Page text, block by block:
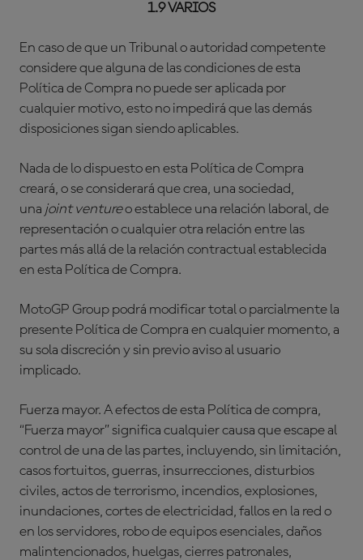
1.9 VARIOS
En caso de que un Tribunal o autoridad competente
considere que alguna de las condiciones de esta
Política de Compra no puede ser aplicada por
cualquier motivo, esto no impedirá que las demás
disposiciones sigan siendo aplicables.
Nada de lo dispuesto en esta Política de Compra
creará, o se considerará que crea, una sociedad,
una joint ventureo establece una relación laboral, de
representación o cualquier otra relación entre las
partes más allá de la relación contractual establecida
en esta Política de Compra.
MotoGP Group podrá modificar total o parcialmente la
presente Política de Compra en cualquier momento, a
su sola discreción y sin previo aviso al usuario
implicado.
Fuerza mayor. A efectos de esta Política de compra,
“Fuerza mayor” significa cualquier causa que escape al
control de una de las partes, incluyendo, sin limitación,
casos fortuitos, guerras, insurrecciones, disturbios
civiles, actos de terrorismo, incendios, explosiones,
inundaciones, cortes de electricidad, fallos en la red o
en los servidores, robo de equipos esenciales, daños
malintencionados, huelgas, cierres patronales,